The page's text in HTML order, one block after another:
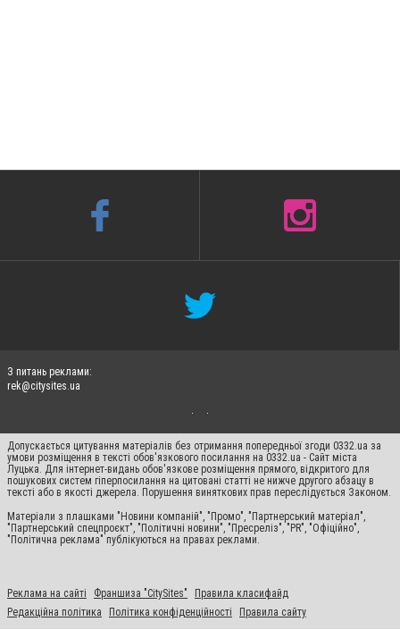
З питань реклами:
rek@citysites.ua
Допускається цитування матеріалів без отримання попередньої згоди 0332.ua за
умови розміщення в тексті обов'язкового посилання на 0332.ua - Сайт міста
Луцька. Для інтернет-видань обов'язкове розміщення прямого, відкритого для
пошукових систем гіперпосилання на цитовані статті не нижче другого абзацу в
тексті або в якості джерела. Порушення виняткових прав переслідується Законом.
Матеріали з плашками "Новини компаній", "Промо", "Партнерський матеріал",
"Партнерський спецпроєкт", "Політичні новини", "Пресреліз", "PR", "Офіційно",
"Політична реклама" публікуються на правах реклами.
Реклама на сайті Франшиза "CitySites"
Правила класифайд
Редакційна політика
Політика конфіденційності Правила сайту